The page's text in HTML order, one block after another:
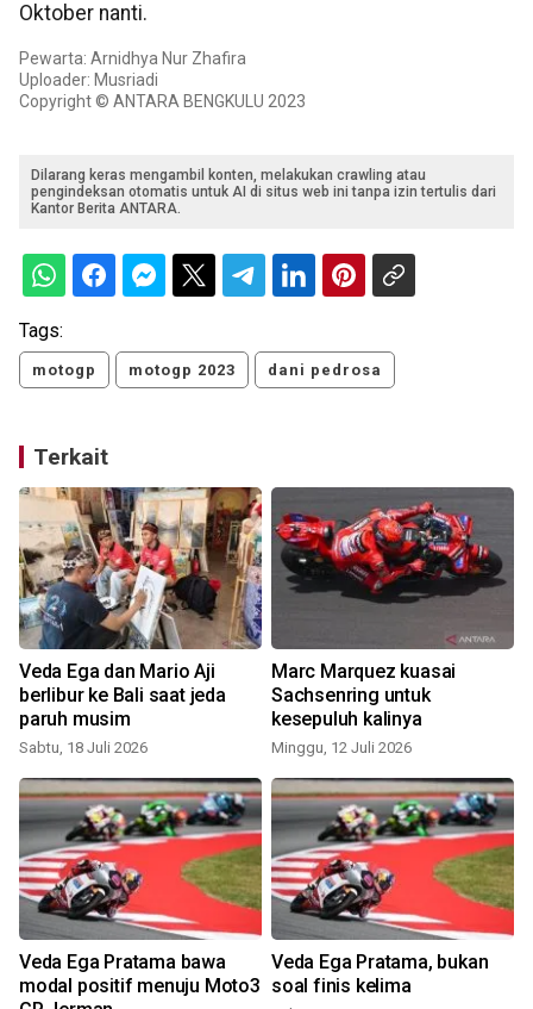
Oktober nanti.
Pewarta: Arnidhya Nur Zhafira
Uploader: Musriadi
Copyright © ANTARA BENGKULU 2023
Dilarang keras mengambil konten, melakukan crawling atau
pengindeksan otomatis untuk AI di situs web ini tanpa izin tertulis dari
Kantor Berita ANTARA.
Tags:
motogp motogp 2023 dani pedrosa
Terkait
Veda Ega dan Mario Aji
berlibur ke Bali saat jeda
paruh musim
Sabtu, 18 Juli 2026
Marc Marquez kuasai
Sachsenring untuk
kesepuluh kalinya
Minggu, 12 Juli 2026
Veda Ega Pratama bawa
modal positif menuju Moto3
Veda Ega Pratama, bukan
soal finis kelima